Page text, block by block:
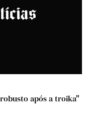
após a troika"